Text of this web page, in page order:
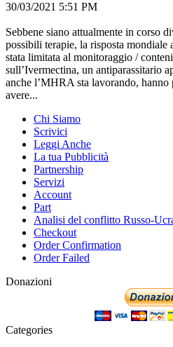
30/03/2021 5:51 PM
Sebbene siano attualmente in corso
possibili terapie, la risposta
stata limitata al monitoraggio /
sull’Ivermectina, un antiparassitario
anche l’MHRA sta lavorando, hanno
avere...
Chi Siamo
Scrivici
Leggi Anche
La tua Pubblicità
Partnership
Servizi
Account
Part
Analisi del conflitto Russo-
Checkout
Order Confirmation
Order Failed
Donazioni
Categories